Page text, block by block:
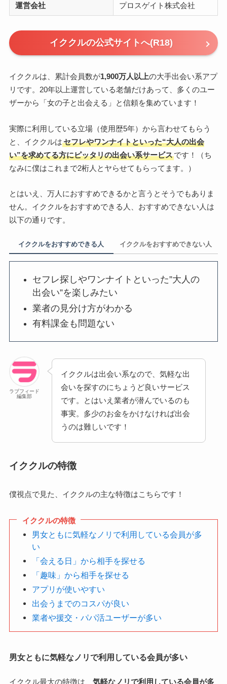
運営会社 プロスゲイト株式会社
イククルの公式サイトへ(R18)
イククルは、累計会員数が1,900万人以上の大手出会い系アプ
リです。20年以上運営している老舗だけあって、多くのユー
ザーから「女の子と出会える」と信頼を集めています！
実際に利用している立場（使用歴5年）から言わせてもらう
と、 イククルはセフレやワンナイトといった“大人の出会
い”を求めてる方にピッタリの出会い系サービスです！（ち
なみに僕はこれまで2桁人とヤらせてもらってます。）
とはいえ、万人におすすめできるかと言うとそうでもありま
せん。イククルをおすすめできる人、おすすめできない人は
以下の通りです。
イククルをおすすめできる人 イククルをおすすめできない人
セフレ探しやワンナイトといった”大人の
出会い”を楽しみたい
業者の見分け方がわかる
有料課金も問題ない
ラブフィード
編集部
イククルは出会い系なので、気軽な出
会いを探すのにちょうど良いサービス
です。とはいえ業者が潜んでいるのも
事実。多少のお金をかけなければ出会
うのは難しいです！
イククルの特徴
僕視点で見た、イククルの主な特徴はこちらです！
イククルの特徴
男女ともに気軽なノリで利用している会員が多
い
「会える日」から相手を探せる
「趣味」から相手を探せる
アプリが使いやすい
出会うまでのコスパが良い
業者や援交・パパ活ユーザーが多い
男女ともに気軽なノリで利用している会員が多い
イククル最大の特徴は、 気軽なノリで利用している会員が多